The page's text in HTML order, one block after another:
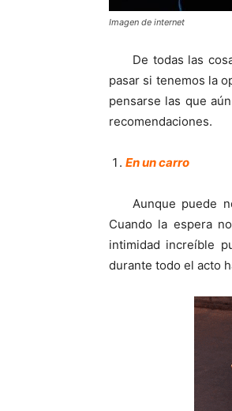
Imagen de internet
De todas las
pasar si tenemos la
pensarse las que
recomendaciones.
En un carro
Aunque puede
Cuando la espera
intimidad increíble
durante todo el acto